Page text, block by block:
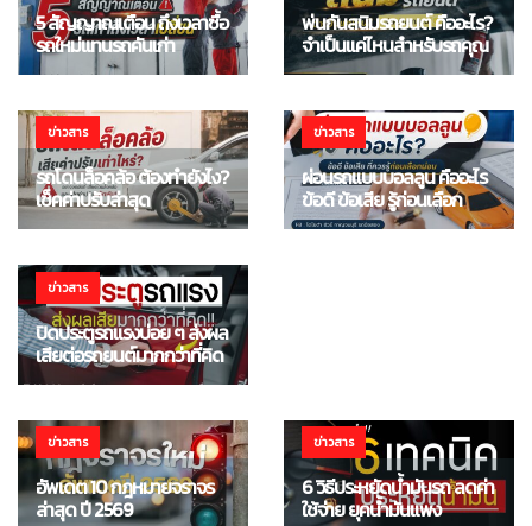
5 สัญญาณเตือน ถึงเวลาซื้อ
รถใหม่แทนรถคันเก่า
พ่นกันสนิมรถยนต์ คืออะไร?
จำเป็นแค่ไหนสำหรับรถคุณ
ข่าวสาร
รถโดนล็อคล้อ ต้องทำยังไง?
เช็คค่าปรับล่าสุด
ข่าวสาร
ผ่อนรถแบบบอลลูน คืออะไร
ข้อดี ข้อเสีย รู้ก่อนเลือก
ข่าวสาร
ปิดประตูรถแรงบ่อย ๆ ส่งผล
เสียต่อรถยนต์มากกว่าที่คิด
UNCATEGORIZED
เคลือบแก้วรถยนต์ดีไหม
ข้อดี-ข้อเสียที่ควรรู้ก่อนทำ
ข่าวสาร
อัพเดต 10 กฎหมายจราจร
ล่าสุด ปี 2569
ข่าวสาร
6 วิธีประหยัดน้ำมันรถ ลดค่า
ใช้จ่าย ยุคน้ำมันแพง